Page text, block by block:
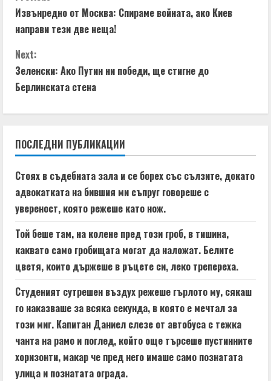
o
n
t
u
e
R
e
a
d
i
n
g
Извънредно от Москва: Спираме войната, ако Киев
направи тези две неща!
Next:
Зеленски: Ако Путин ни победи, ще стигне до
Берлинската стена
ПОСЛЕДНИ ПУБЛИКАЦИИ
Стоях в съдебната зала и се борех със сълзите, докато
адвокатката на бившия ми съпруг говореше с
увереност, която режеше като нож.
Той беше там, на колене пред този гроб, в тишина,
каквато само гробищата могат да наложат. Белите
цветя, които държеше в ръцете си, леко трепереха.
Студеният сутрешен въздух режеше гърлото му, сякаш
го наказваше за всяка секунда, в която е мечтал за
този миг. Капитан Даниел слезе от автобуса с тежка
чанта на рамо и поглед, който още търсеше пустинните
хоризонти, макар че пред него имаше само познатата
улица и познатата ограда.